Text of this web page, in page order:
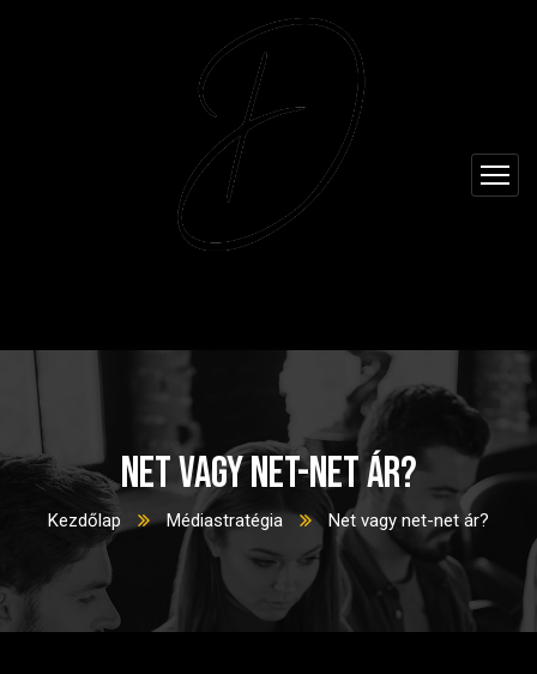
Net vagy net-net ár?
Kezdőlap Médiastratégia Net vagy net-net ár?